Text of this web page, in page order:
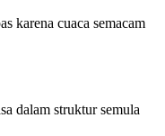
karena cuaca semacam
dalam struktur semula